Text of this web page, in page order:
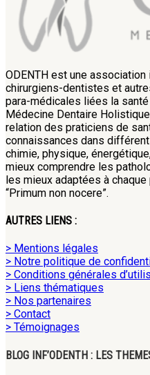
ODENTH est une
chirurgiens-dentistes et
para-médicales liées la
Médecine Dentaire
relation des praticiens de
connaissances dans
chimie, physique,
mieux comprendre les
les mieux adaptées à
“Primum non nocere”.
AUTRES LIENS :
> Mentions légales
> Notre politique de
> Conditions générales
> Liens thématiques
> Nos partenaires
> Contact
> Témoignages
BLOG INF’ODENTH : LES